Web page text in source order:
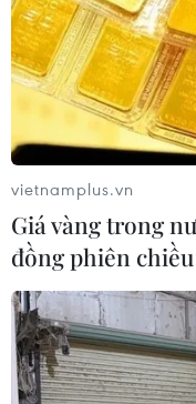
#Giải vô địch bóng đá
#Cristiano Ronaldo
vietnamplus.vn
Giá vàng trong
đồng phiên